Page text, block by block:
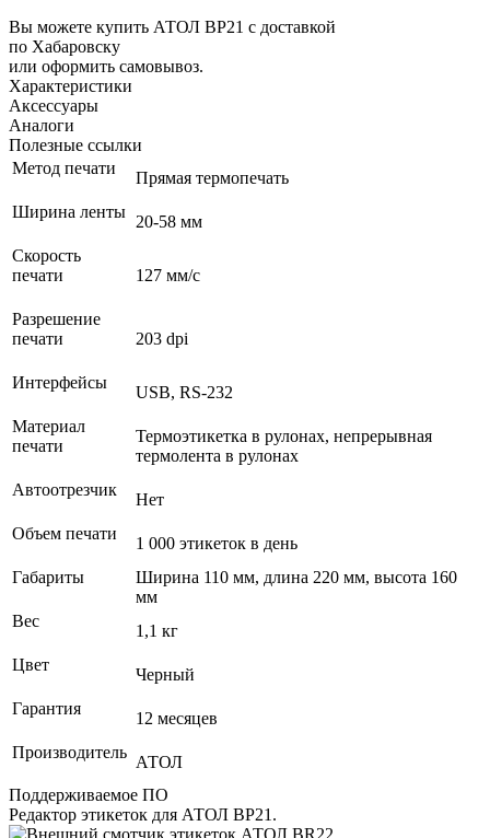
Вы можете купить АТОЛ BP21 с доставкой
по Хабаровску
или оформить самовывоз.
Характеристики
Аксессуары
Аналоги
Полезные ссылки
Метод печати
Прямая термопечать
Ширина ленты
20-58 мм
Скорость
печати
127 мм/с
Разрешение
печати
203 dpi
Интерфейсы
USB, RS-232
Материал
печати
Термоэтикетка в рулонах, непрерывная
термолента в рулонах
Автоотрезчик
Нет
Объем печати
1 000 этикеток в день
Габариты
Ширина 110 мм, длина 220 мм, высота 160
мм
Вес
1,1 кг
Цвет
Черный
Гарантия
12 месяцев
Производитель
АТОЛ
Поддерживаемое ПО
Редактор этикеток для АТОЛ BP21.